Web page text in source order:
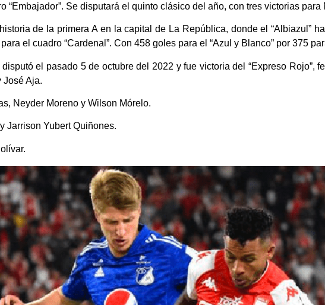
“Embajador”. Se disputará el quinto clásico del año, con tres victorias
de la primera A en la capital de La República, donde el “Albiazul”
el cuadro “Cardenal”. Con 458 goles para el “Azul y Blanco” por 375
el pasado 5 de octubre del 2022 y fue victoria del “Expreso Rojo”,
José Aja.
Neyder Moreno y Wilson Mórelo.
Jarrison Yubert Quiñones.